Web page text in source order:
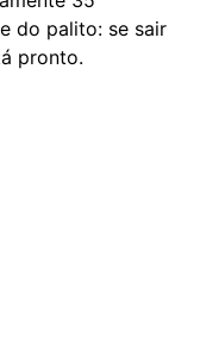
do palito: se sair
pronto.